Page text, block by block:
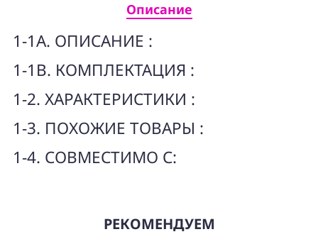
Условия
О
Контакты
Описание
1-1A. ОПИСАНИЕ :
1-1B. КОМПЛЕКТАЦИЯ :
1-2. ХАРАКТЕРИСТИКИ :
1-3. ПОХОЖИЕ ТОВАРЫ :
1-4. СОВМЕСТИМО С:
РЕКОМЕНДУЕМ